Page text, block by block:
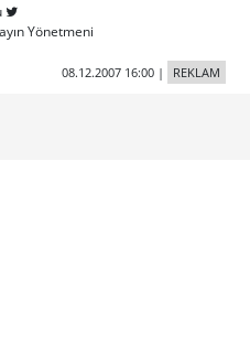
Yönetmeni
08.12.2007 16:00| REKLAM